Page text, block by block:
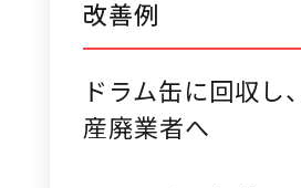
改善例
ドラム缶に回収し
産廃業者へ